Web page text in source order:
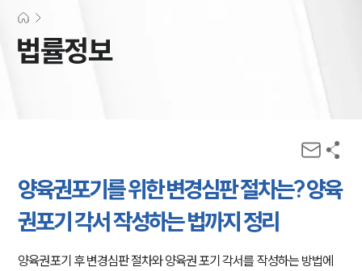
법률정보
양육권포기를 위한 변경심판 절차는? 양육
권포기 각서 작성하는 법까지 정리
양육권포기 후 변경심판 절차와 양육권 포기 각서를 작성하는 방법에